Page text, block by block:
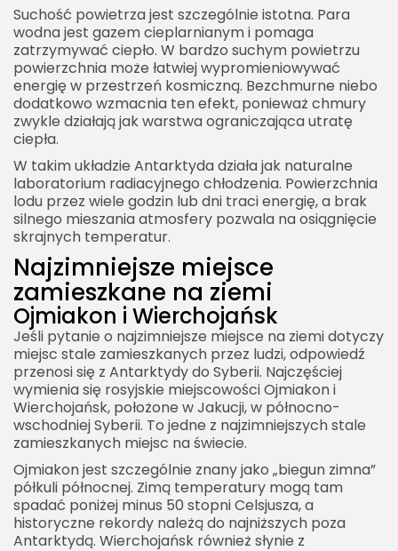
Suchość powietrza jest szczególnie istotna. Para
wodna jest gazem cieplarnianym i pomaga
zatrzymywać ciepło. W bardzo suchym powietrzu
powierzchnia może łatwiej wypromieniowywać
energię w przestrzeń kosmiczną. Bezchmurne niebo
dodatkowo wzmacnia ten efekt, ponieważ chmury
zwykle działają jak warstwa ograniczająca utratę
ciepła.
W takim układzie Antarktyda działa jak naturalne
laboratorium radiacyjnego chłodzenia. Powierzchnia
lodu przez wiele godzin lub dni traci energię, a brak
silnego mieszania atmosfery pozwala na osiągnięcie
skrajnych temperatur.
Najzimniejsze miejsce
zamieszkane na ziemi
Ojmiakon i Wierchojańsk
Jeśli pytanie o najzimniejsze miejsce na ziemi dotyczy
miejsc stale zamieszkanych przez ludzi, odpowiedź
przenosi się z Antarktydy do Syberii. Najczęściej
wymienia się rosyjskie miejscowości Ojmiakon i
Wierchojańsk, położone w Jakucji, w północno-
wschodniej Syberii. To jedne z najzimniejszych stale
zamieszkanych miejsc na świecie.
Ojmiakon jest szczególnie znany jako „biegun zimna”
półkuli północnej. Zimą temperatury mogą tam
spadać poniżej minus 50 stopni Celsjusza, a
historyczne rekordy należą do najniższych poza
Antarktydą. Wierchojańsk również słynie z